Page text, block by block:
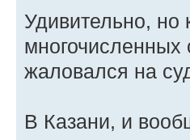
Удивительно, но
многочисленных
жаловался на
В Казани, и